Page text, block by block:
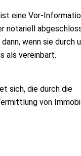
eine Vor-
notariell
wenn sie durch
als vereinbart.
sich, die durch die
von